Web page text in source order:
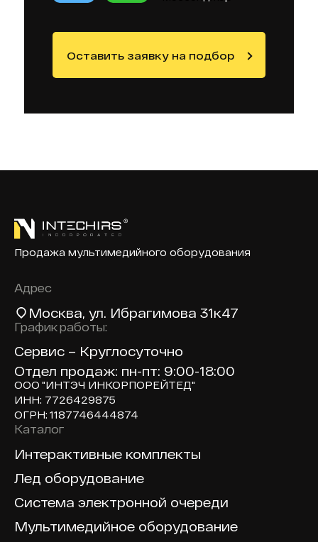
Оставить заявку на подбор
Продажа мультимедийного оборудования
Адрес
Москва, ул. Ибрагимова 31к47
График работы:
Сервис – Круглосуточно
Отдел продаж: пн-пт: 9:00-18:00
ООО "ИНТЭЧ ИНКОРПОРЕЙТЕД"
ИНН: 7726429875
ОГРН: 1187746444874
Доп навигация по сайту
Каталог
Интерактивные комплекты
Лед оборудование
Система электронной очереди
Мультимедийное оборудование